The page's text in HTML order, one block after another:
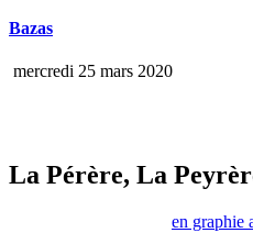
Bazas
mercredi 25 mars 2020
La Pérère, La
en graphie